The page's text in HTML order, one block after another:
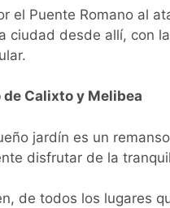
el Puente Romano al
ciudad desde allí, con
de Calixto y Melibea
jardín es un
disfrutar de la
de todos los lugares